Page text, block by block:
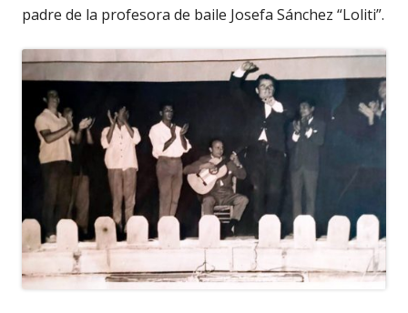
padre de la profesora de baile Josefa Sánchez “Loliti”.